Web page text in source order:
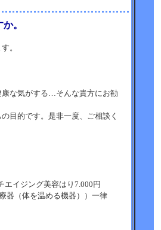
。
。
康な気がする…そんな貴方にお勧
目的です。是非一度、ご相談く
エイジング美容はり7.000円
器（体を温める機器））一律